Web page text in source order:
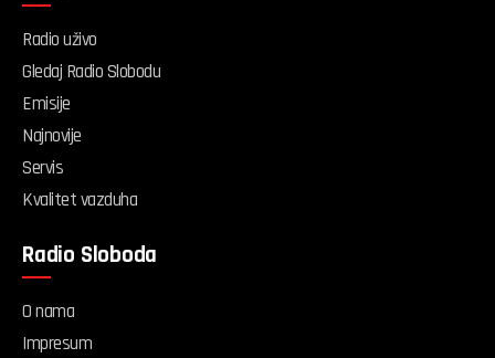
Radio uživo
Gledaj Radio Slobodu
Emisije
Najnovije
Servis
Kvalitet vazduha
Radio Sloboda
O nama
Impresum